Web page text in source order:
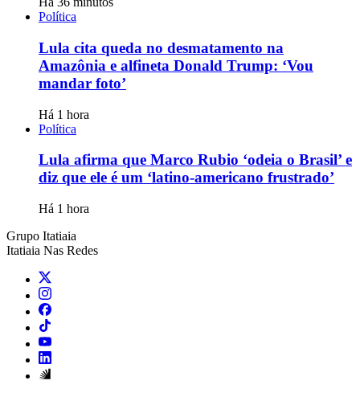
Política
Lula cita queda no desmatamento na
Amazônia e alfineta Donald Trump: ‘Vou
mandar foto’
Há 1 hora
Política
Lula afirma que Marco Rubio ‘odeia o Brasil’ e
diz que ele é um ‘latino-americano frustrado’
Há 1 hora
Grupo Itatiaia
Itatiaia Nas Redes